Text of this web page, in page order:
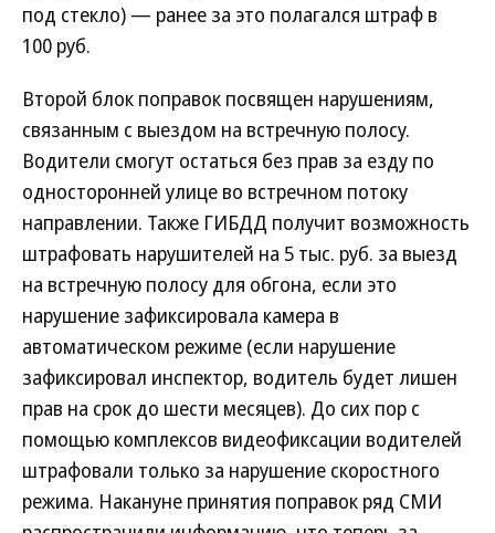
под стекло) — ранее за это полагался штраф в
100 руб.
Второй блок поправок посвящен нарушениям,
связанным с выездом на встречную полосу.
Водители смогут остаться без прав за езду по
односторонней улице во встречном потоку
направлении. Также ГИБДД получит возможность
штрафовать нарушителей на 5 тыс. руб. за выезд
на встречную полосу для обгона, если это
нарушение зафиксировала камера в
автоматическом режиме (если нарушение
зафиксировал инспектор, водитель будет лишен
прав на срок до шести месяцев). До сих пор с
помощью комплексов видеофиксации водителей
штрафовали только за нарушение скоростного
режима. Накануне принятия поправок ряд СМИ